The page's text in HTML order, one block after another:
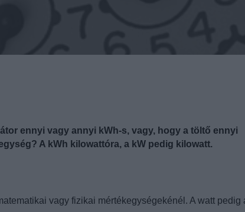
ennyi vagy annyi kWh-s, vagy, hogy a töltő ennyi
A kWh kilowattóra, a kW pedig kilowatt.
vagy fizikai mértékegységekénél. A watt pedig